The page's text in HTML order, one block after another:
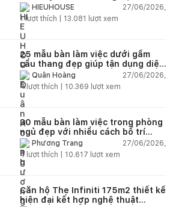
HIEUHOUSE
27/06/2026,
1lượt thích | 13.081 lượt xem
25 mẫu bàn làm việc dưới gầm
cầu thang đẹp giúp tận dụng diện
tích tưởng chừng bị bỏ quên
Quân Hoàng
27/06/2026,
4lượt thích | 10.369 lượt xem
30 mẫu bàn làm việc trong phòng
ngủ đẹp với nhiều cách bố trí
thông minh cho mọi diện tích
Phương Trang
27/06/2026,
4 lượt thích | 10.617 lượt xem
Căn hộ The Infiniti 175m2 thiết kế
hiện đại kết hợp nghệ thuật